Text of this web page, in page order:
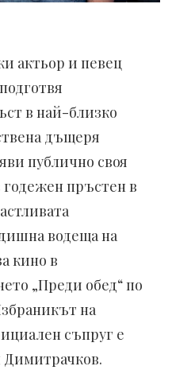
актьор и певец
в най-близко
дъщеря
публично своя
годежен пръстен в
водеща на
кино в
„Преди обед“ по
на
съпруг е
Димитрачков.